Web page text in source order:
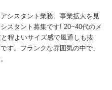
シスタント業務。事業拡大を見
スタント募集です! 20~40代のメ
程よいサイズ感で風通しも抜
す。フランクな雰囲気の中で、